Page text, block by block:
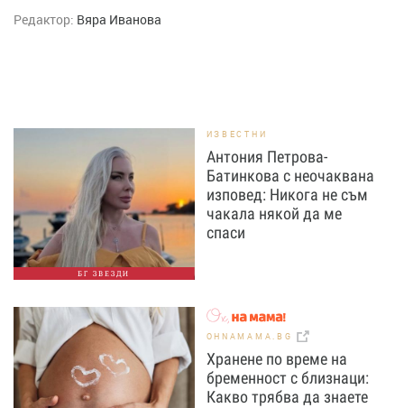
Редактор: Вяра Иванова
БГ ЗВЕЗДИ
ИЗВЕСТНИ
Антония Петрова-
Батинкова с неочаквана
изповед: Никога не съм
чакала някой да ме
спаси
OHNAMAMA.BG
Хранене по време на
бременност с близнаци:
Какво трябва да знаете